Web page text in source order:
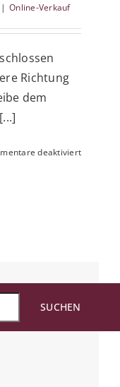
wird
| Online-Verkauf
Richtung
dem
deaktiviertfür
SUCHEN